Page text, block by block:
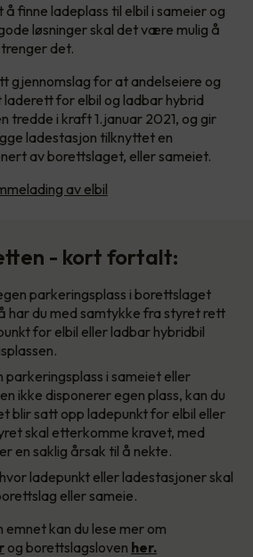
finne ladeplass til elbil i sameier og
løsninger skal det være mulig å
det.
gjennomslag for at andelseiere og
for elbil og ladbar hybrid
tredde i kraft 1.januar 2021, og gir
ladestasjon tilknyttet en
av borettslaget, eller sameiet.
av elbil
- kort fortalt:
parkeringsplass i borettslaget
har du med samtykke fra styret rett
for elbil eller ladbar hybridbil
parkeringsplass i sameiet eller
ikke disponerer egen plass, kan du
blir satt opp ladepunkt for elbil eller
skal etterkomme kravet, med
en saklig årsak til å nekte.
ladepunkt eller ladestasjoner skal
eller sameie.
emnet kan du lese mer om
og borettslagsloven her.